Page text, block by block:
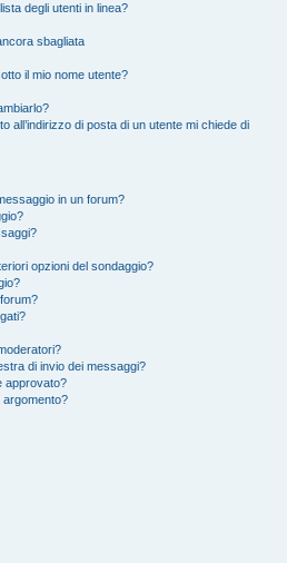
degli utenti in linea?
sbagliata
il mio nome utente?
all’indirizzo di posta di un utente mi chiede di
in un forum?
opzioni del sondaggio?
di invio dei messaggi?
approvato?